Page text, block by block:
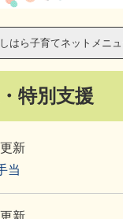
はら子育てネットメニ
特別支援
新
当
新